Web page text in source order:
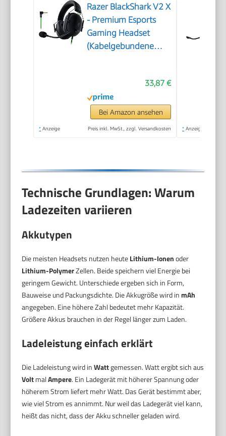
Razer BlackShark V2 X
- Premium Esports
Gaming Headset
(Kabelgebundene
Rauschunterdrückung
für PC, Mac, PS4,
Xbox One & Switch)
Schwarz
33,87 €
Bei Amazon ansehen
* Anzeige Preis inkl. MwSt., zzgl. Versandkosten * Anzeige
Technische Grundlagen: Warum
Ladezeiten variieren
Akkutypen
Die meisten Headsets nutzen heuteLithium-Ionenoder
Lithium-PolymerZellen. Beide speichern viel Energie bei
geringem Gewicht. Unterschiede ergeben sich in Form,
Bauweise und Packungsdichte. Die Akkugröße wird inmAh
angegeben. Eine höhere Zahl bedeutet mehr Kapazität.
Größere Akkus brauchen in der Regel länger zum Laden.
Ladeleistung einfach erklärt
Die Ladeleistung wird inWattgemessen. Watt ergibt sich aus
VoltmalAmpere. Ein Ladegerät mit höherer Spannung oder
höherem Strom liefert mehr Watt. Das Gerät bestimmt aber,
wie viel Strom es annimmt. Nur weil das Ladegerät viel kann,
heißt das nicht, dass der Akku schneller geladen wird.